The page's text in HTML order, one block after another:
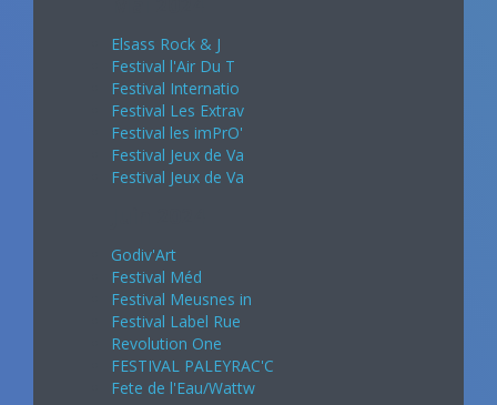
Elsass Rock & J
Festival l'Air Du T
Festival Internatio
Festival Les Extrav
Festival les imPrO'
Festival Jeux de Va
Festival Jeux de Va
Godiv'Art
Festival Méd
Festival Meusnes in
Festival Label Rue
Revolution One
FESTIVAL PALEYRAC'C
Fete de l'Eau/Wattw